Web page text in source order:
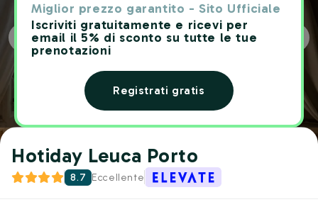
Miglior prezzo garantito - Sito Ufficiale
Iscriviti gratuitamente e ricevi per
email il 5% di sconto su tutte le tue
prenotazioni
Registrati gratis
Hotiday Leuca Porto
8.7 Eccellente